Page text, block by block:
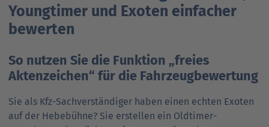
Youngtimer und Exoten einfacher
bewerten
So nutzen Sie die Funktion „freies
Aktenzeichen“ für die Fahrzeug­bewertung
Sie als Kfz-Sachverständiger haben einen echten Exoten
auf der Hebebühne? Sie erstellen ein Oldtimer-